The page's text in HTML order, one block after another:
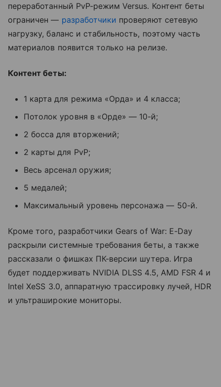
переработанный PvP-режим Versus. Контент беты
ограничен — разработчики проверяют сетевую
нагрузку, баланс и стабильность, поэтому часть
материалов появится только на релизе.
Контент беты:
1 карта для режима «Орда» и 4 класса;
Потолок уровня в «Орде» — 10-й;
2 босса для вторжений;
2 карты для PvP;
Весь арсенал оружия;
5 медалей;
Максимальный уровень персонажа — 50-й.
Кроме того, разработчики Gears of War: E-Day
раскрыли системные требования беты, а также
рассказали о фишках ПК-версии шутера. Игра
будет поддерживать NVIDIA DLSS 4.5, AMD FSR 4 и
Intel XeSS 3.0, аппаратную трассировку лучей, HDR
и ультраширокие мониторы.